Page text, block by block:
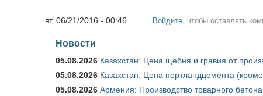
вт, 06/21/2016 - 00:46 Войдите , чтобы оставлять
Новости
05.08.2026 Казахстан: Цена щебня и гравия от
05.08.2026 Казахстан: Цена портландцемента
05.08.2026 Армения: Производство товарного